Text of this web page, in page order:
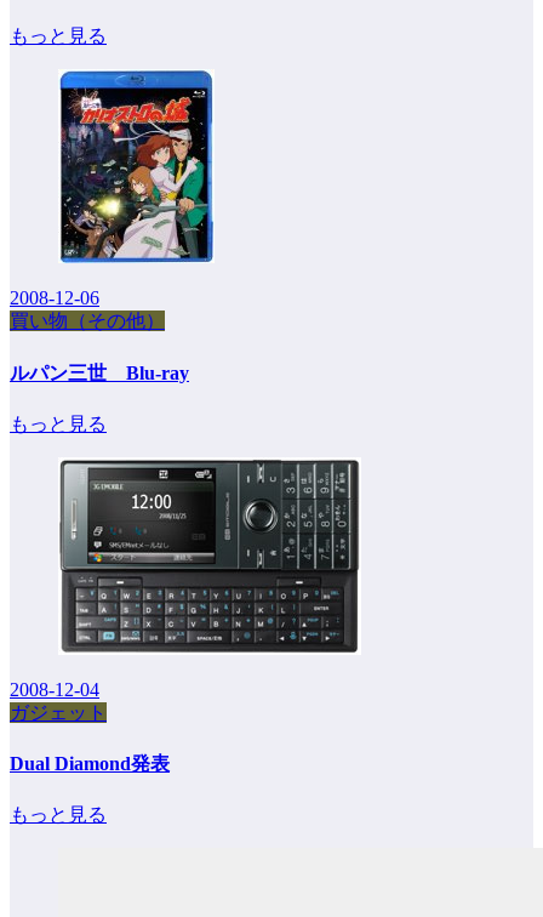
もっと見る
2008-12-06
買い物（その他）
ルパン三世 Blu-ray
もっと見る
2008-12-04
ガジェット
Dual Diamond発表
もっと見る